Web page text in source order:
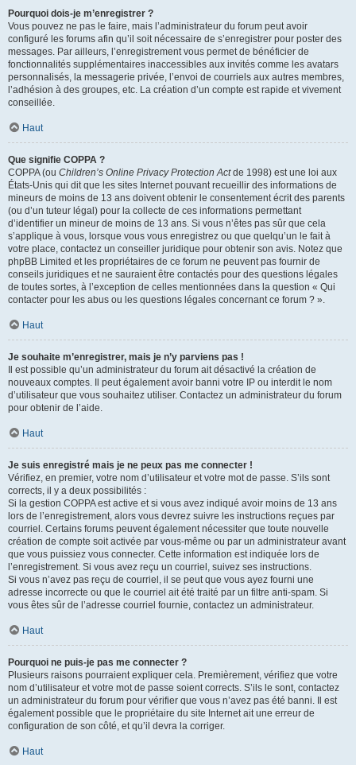
Pourquoi dois-je m’enregistrer ?
Vous pouvez ne pas le faire, mais l’administrateur du forum peut avoir
configuré les forums afin qu’il soit nécessaire de s’enregistrer pour poster des
messages. Par ailleurs, l’enregistrement vous permet de bénéficier de
fonctionnalités supplémentaires inaccessibles aux invités comme les avatars
personnalisés, la messagerie privée, l’envoi de courriels aux autres membres,
l’adhésion à des groupes, etc. La création d’un compte est rapide et vivement
conseillée.
Haut
Que signifie COPPA ?
COPPA (ou Children’s Online Privacy Protection Actde 1998) est une loi aux
États-Unis qui dit que les sites Internet pouvant recueillir des informations de
mineurs de moins de 13 ans doivent obtenir le consentement écrit des parents
(ou d’un tuteur légal) pour la collecte de ces informations permettant
d’identifier un mineur de moins de 13 ans. Si vous n’êtes pas sûr que cela
s’applique à vous, lorsque vous vous enregistrez ou que quelqu’un le fait à
votre place, contactez un conseiller juridique pour obtenir son avis. Notez que
phpBB Limited et les propriétaires de ce forum ne peuvent pas fournir de
conseils juridiques et ne sauraient être contactés pour des questions légales
de toutes sortes, à l’exception de celles mentionnées dans la question « Qui
contacter pour les abus ou les questions légales concernant ce forum ? ».
Haut
Je souhaite m’enregistrer, mais je n’y parviens pas !
Il est possible qu’un administrateur du forum ait désactivé la création de
nouveaux comptes. Il peut également avoir banni votre IP ou interdit le nom
d’utilisateur que vous souhaitez utiliser. Contactez un administrateur du forum
pour obtenir de l’aide.
Haut
Je suis enregistré mais je ne peux pas me connecter !
Vérifiez, en premier, votre nom d’utilisateur et votre mot de passe. S’ils sont
corrects, il y a deux possibilités :
Si la gestion COPPA est active et si vous avez indiqué avoir moins de 13 ans
lors de l’enregistrement, alors vous devrez suivre les instructions reçues par
courriel. Certains forums peuvent également nécessiter que toute nouvelle
création de compte soit activée par vous-même ou par un administrateur avant
que vous puissiez vous connecter. Cette information est indiquée lors de
l’enregistrement. Si vous avez reçu un courriel, suivez ses instructions.
Si vous n’avez pas reçu de courriel, il se peut que vous ayez fourni une
adresse incorrecte ou que le courriel ait été traité par un filtre anti-spam. Si
vous êtes sûr de l’adresse courriel fournie, contactez un administrateur.
Haut
Pourquoi ne puis-je pas me connecter ?
Plusieurs raisons pourraient expliquer cela. Premièrement, vérifiez que votre
nom d’utilisateur et votre mot de passe soient corrects. S’ils le sont, contactez
un administrateur du forum pour vérifier que vous n’avez pas été banni. Il est
également possible que le propriétaire du site Internet ait une erreur de
configuration de son côté, et qu’il devra la corriger.
Haut